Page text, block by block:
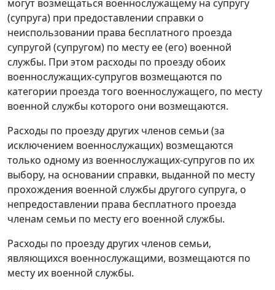
могут возмещаться военнослужащему на супругу
(супруга) при предоставлении справки о
неиспользовании права бесплатного проезда
супругой (супругом) по месту ее (его) военной
службы. При этом расходы по проезду обоих
военнослужащих-супругов возмещаются по
категории проезда того военнослужащего, по месту
военной службы которого они возмещаются.
Расходы по проезду других членов семьи (за
исключением военнослужащих) возмещаются
только одному из военнослужащих-супругов по их
выбору, на основании справки, выданной по месту
прохождения военной службы другого супруга, о
непредоставлении права бесплатного проезда
членам семьи по месту его военной службы.
Расходы по проезду других членов семьи,
являющихся военнослужащими, возмещаются по
месту их военной службы.